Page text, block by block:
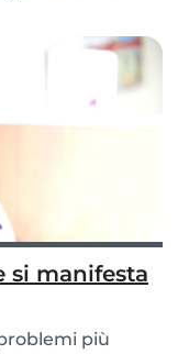
si manifesta
più